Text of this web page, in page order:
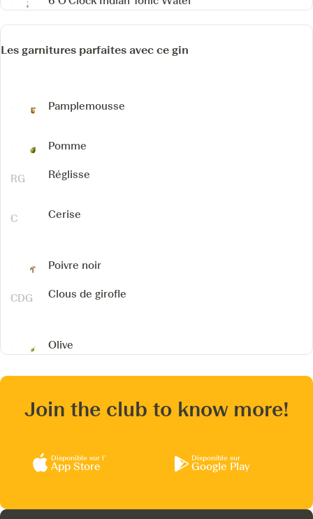
Les garnitures parfaites avec ce gin
Pamplemousse
Pomme
Réglisse
Cerise
Poivre noir
Clous de girofle
Olive
Join the club to know more!
Disponible sur l’
App Store
Disponible sur
Google Play